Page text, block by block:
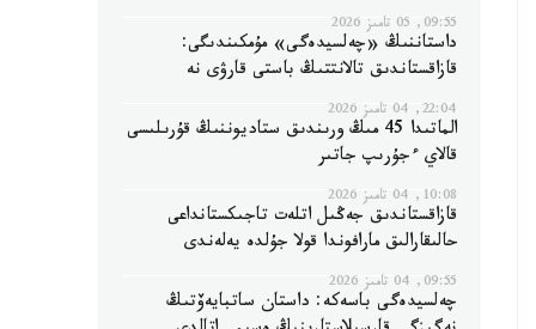
09:55, 05 تامىز 2026
داستاننىڭ «چەلسيدەگى» مۇمكىندىگى:
قازاقستاندىق تالانتتىڭ باستى قارۋى نە
22:04, 04 تامىز 2026
الماتىدا 45 مىڭ ورىندىق ستاديوننىڭ قۇرىلىسى
قالاي ءجۇرىپ جاتىر
10:08, 04 تامىز 2026
قازاقستاندىق جەڭىل اتلەت تاجىكستانداعى
حالىقارالىق مارافوندا قولا جۇلدە يەلەندى
09:55, 04 تامىز 2026
چەلسيدەگى باسەكە: داستان ساتبايەۆتىڭ